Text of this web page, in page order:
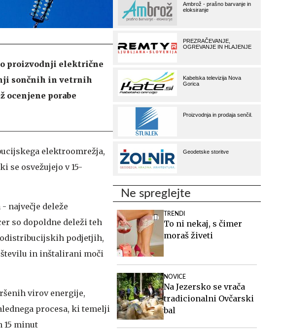
o proizvodnji električne
sončnih in vetrnih
porabe
elektroomrežja,
se osvežujejo v 15-
največje deleže
so dopoldne deleži teh
podjetjih,
in inštalirani moči
virov energije,
procesa, ki temelji
15 minut
Ne spreglejte
TRENDI
To ni nekaj, s čimer
moraš živeti
NOVICE
Na Jezersko se vrača
tradicionalni Ovčarski
bal